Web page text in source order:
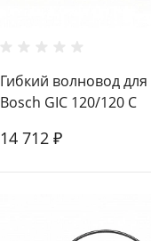
Гибкий волновод для
Bosch GIC 120/120 C
(1.600.A00.9B9)
14 712 ₽